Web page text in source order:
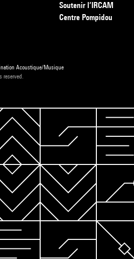
Soutenir l’IRCAM
Centre Pompidou
Acoustique/Musique
reserved.